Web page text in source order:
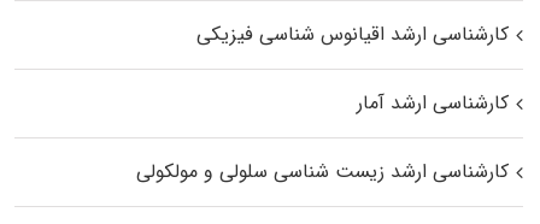
کارشناسی ارشد اقیانوس‌ شناسی فیزیکی
کارشناسی ارشد آمار
کارشناسی ارشد زیست شناسی سلولی و مولکولی